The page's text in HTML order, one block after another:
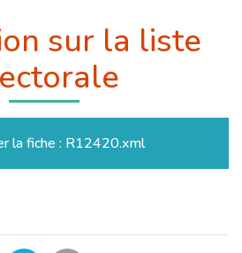
sur la liste
la fiche : R12420.xml